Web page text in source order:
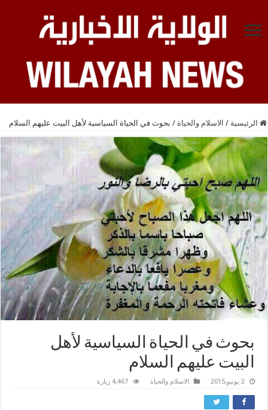
الرئيسية / الاسلام والحياة / بحوث في الحياة السياسية لأهل البيت عليهم السلام
بحوث في الحياة السياسية لأهل
البيت عليهم السلام
2 يونيو,2015 الاسلام والحياة 4,467 زيارة